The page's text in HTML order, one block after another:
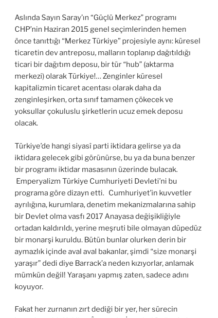
Aslında Sayın Saray’ın “Güçlü Merkez” programı
CHP’nin Haziran 2015 genel seçimlerinden hemen
önce tanıttığı “Merkez Türkiye” projesiyle aynı: küresel
ticaretin dev antreposu, malların toplanıp dağıtıldığı
ticari bir dağıtım deposu, bir tür “hub” (aktarma
merkezi) olarak Türkiye!… Zenginler küresel
kapitalizmin ticaret acentası olarak daha da
zenginleşirken, orta sınıf tamamen çökecek ve
yoksullar çokuluslu şirketlerin ucuz emek deposu
olacak.
Türkiye’de hangi siyasî parti iktidara gelirse ya da
iktidara gelecek gibi görünürse, bu ya da buna benzer
bir programı iktidar masasının üzerinde bulacak.
Emperyalizm Türkiye Cumhuriyeti Devleti’ni bu
programa göre dizayn etti. Cumhuriyet’in kuvvetler
ayrılığına, kurumlara, denetim mekanizmalarına sahip
bir Devlet olma vasfı 2017 Anayasa değişikliğiyle
ortadan kaldırıldı, yerine meşruti bile olmayan düpedüz
bir monarşi kuruldu. Bütün bunlar olurken derin bir
aymazlık içinde aval aval bakanlar, şimdi “size monarşi
yaraşır” dedi diye Barrack’a neden kızıyorlar, anlamak
mümkün değil! Yaraşanı yapmış zaten, sadece adını
koyuyor.
Fakat her zurnanın zırt dediği bir yer, her sürecin